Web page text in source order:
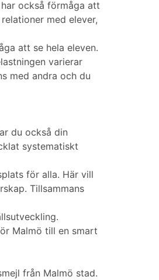
också förmåga att
med elever,
att se hela eleven.
varierar
med andra och du
du också din
systematiskt
för alla. Här vill
Tillsammans
Malmö till en smart
från Malmö stad.